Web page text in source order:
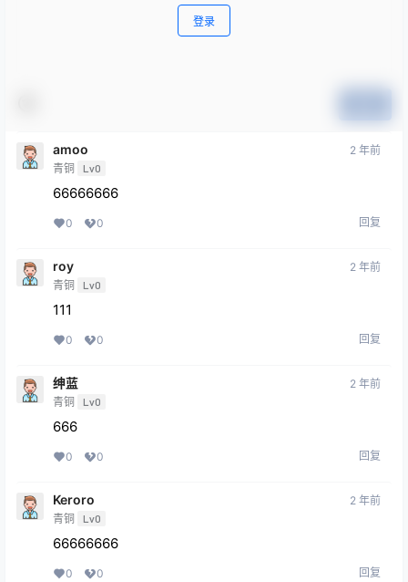
登录
amoo
青铜 Lv0
2 年前
66666666
0 0 回复
roy
青铜 Lv0
2 年前
111
0 0 回复
绅蓝
青铜 Lv0
2 年前
666
0 0 回复
Keroro
青铜 Lv0
2 年前
66666666
0 0 回复